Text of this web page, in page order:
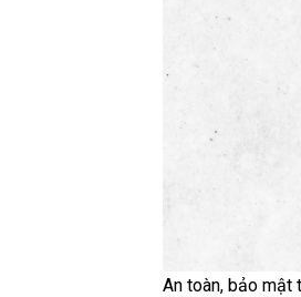
An toàn, bảo mật